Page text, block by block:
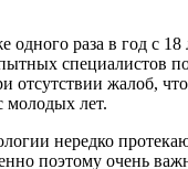
одного раза в год с 18
специалистов
отсутствии жалоб,
молодых лет.
нередко
поэтому очень